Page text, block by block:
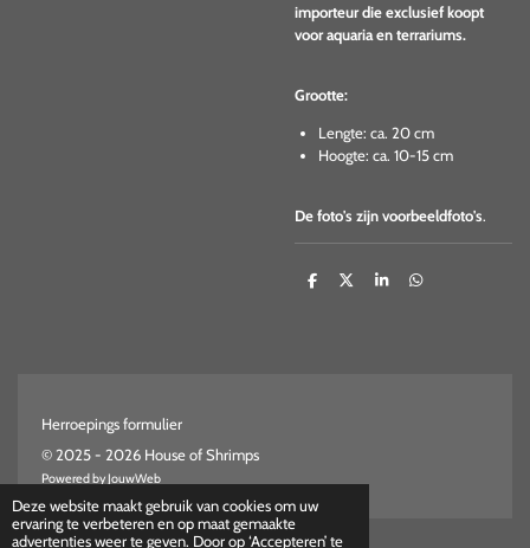
Deze website maakt gebruik van cookies om uw
ervaring te verbeteren en op maat gemaakte
advertenties weer te geven. Door op ‘Accepteren’ te
importeur die exclusief koopt
voor aquaria en terrariums.
Grootte:
Lengte: ca. 20 cm
Hoogte: ca. 10-15 cm
De foto's zijn voorbeeldfoto's.
D
D
S
D
Herroepings formulier
© 2025 - 2026 House of Shrimps
Powered by JouwWeb